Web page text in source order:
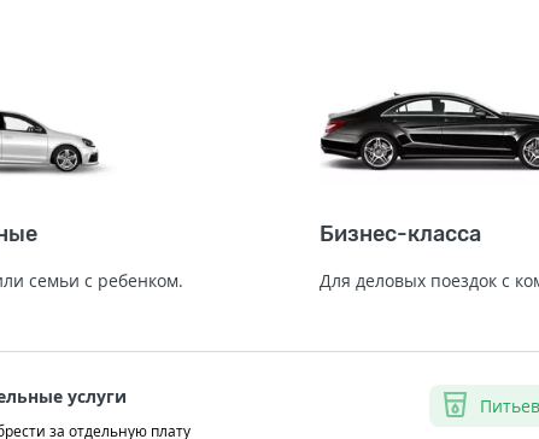
семьи с ребенком.
Бизнес-класса
Для деловых поездок с
услуги
за отдельную плату